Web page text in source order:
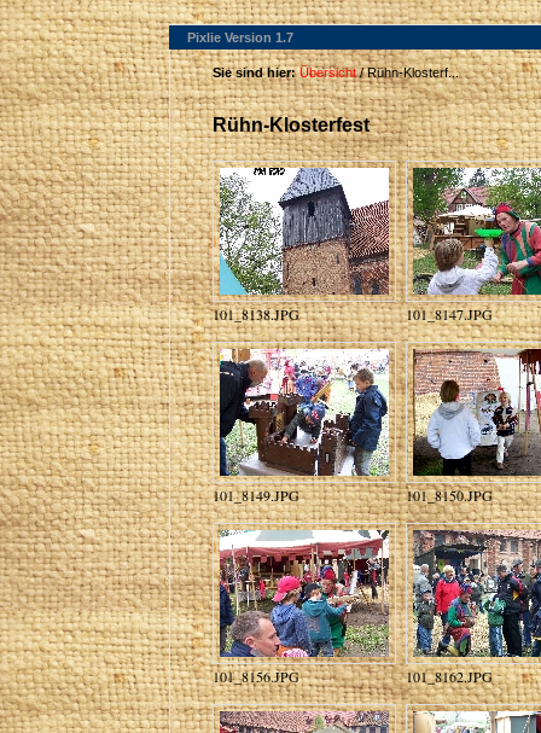
Pixlie Version 1.7
Sie sind hier: Übersicht/ Rühn-Klosterf...
Rühn-Klosterfest
101_8138.JPG 101_8147.JPG
101_8149.JPG 101_8150.JPG
101_8156.JPG 101_8162.JPG